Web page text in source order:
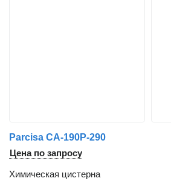
Parcisa CA-190P-290
Цена по запросу
Химическая цистерна